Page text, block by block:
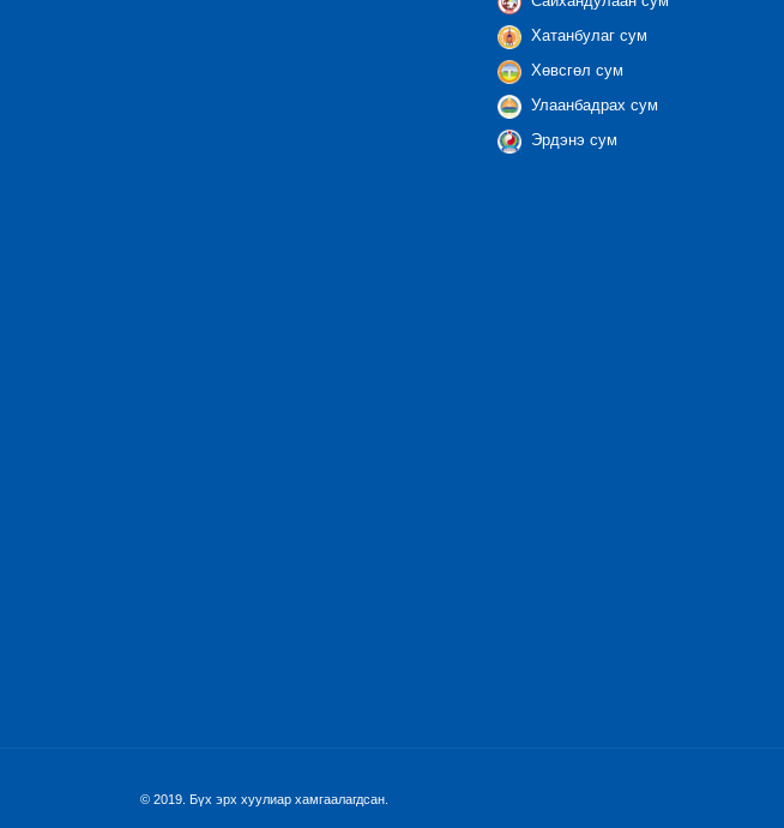
Хатанбулаг сум
Хөвсгөл сум
Улаанбадрах сум
Эрдэнэ сум
© 2019. Бүх эрх хуулиар хамгаалагдсан.